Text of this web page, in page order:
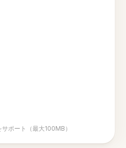
ポート（最大100MB）